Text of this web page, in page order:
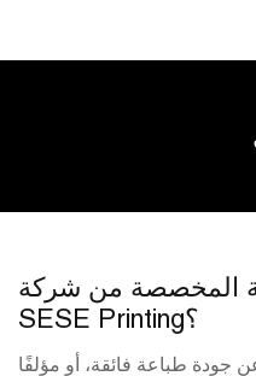
المخصصة من شركة
SESE Printing؟
جودة طباعة فائقة، أو مؤلفًا